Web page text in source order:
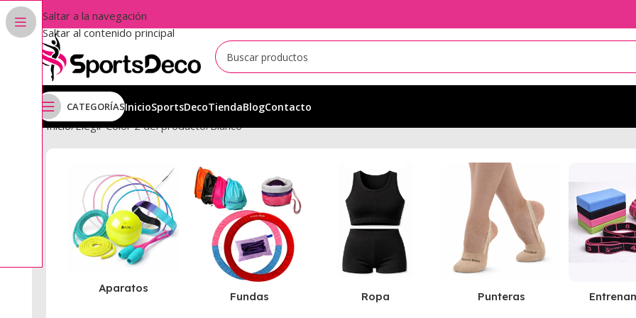
Saltar a la navegación
Saltar al contenido principal
CATEGORÍASInicioSportsDecoTiendaBlogContacto
Inicio Elegir Color 2 del producto Blanco
Aparatos
Fundas Ropa Punteras